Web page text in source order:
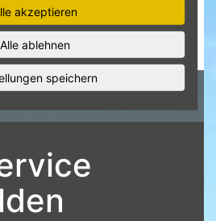
akzeptieren
Alle ablehnen
speichern
Hier ansehen